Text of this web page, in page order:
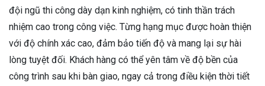
đội ngũ thi công dày dạn kinh nghiệm, có tinh thần trách
nhiệm cao trong công việc. Từng hạng mục được hoàn thiện
với độ chính xác cao, đảm bảo tiến độ và mang lại sự hài
lòng tuyệt đối. Khách hàng có thể yên tâm về độ bền của
công trình sau khi bàn giao, ngay cả trong điều kiện thời tiết